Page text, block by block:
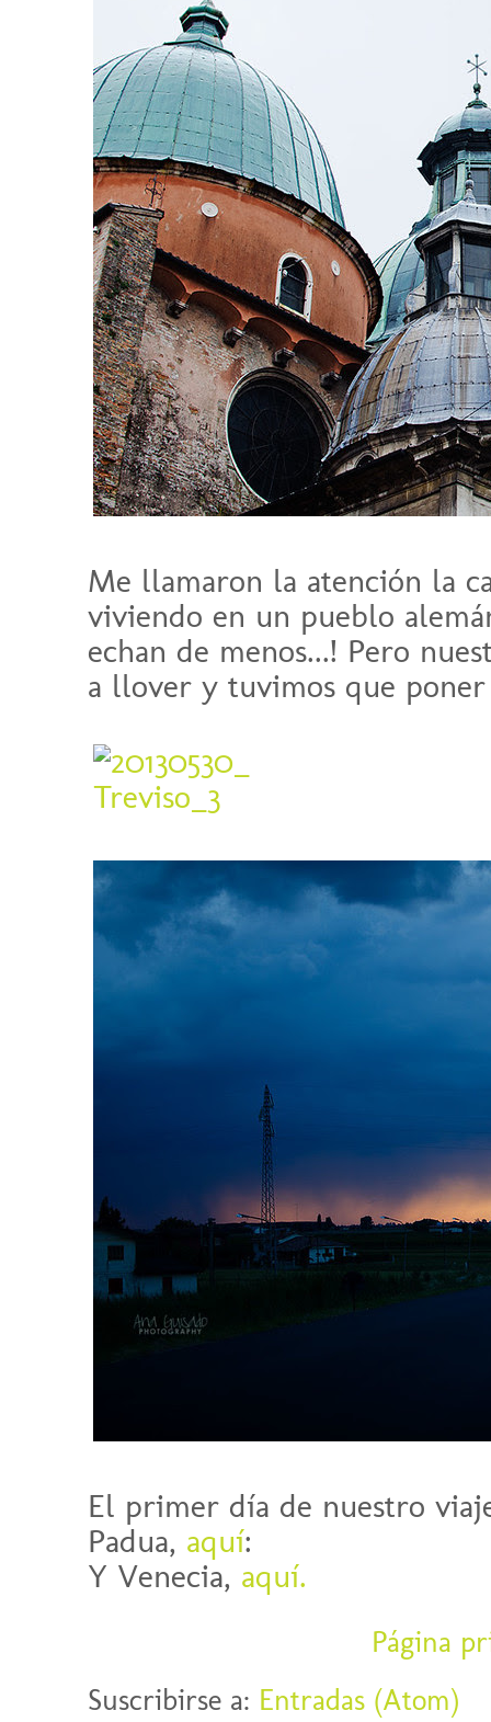
Me llamaron la atención la
viviendo en un pueblo
echan de menos...! Pero
a llover y tuvimos que
El primer día de nuestro
Padua, aquí:
Y Venecia, aquí.
Página
Suscribirse a: Entradas (Atom)